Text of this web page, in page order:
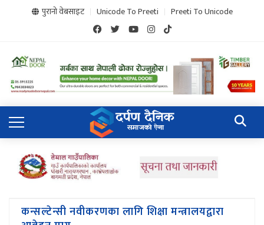
पुरानो वेबसाइट Unicode To Preeti Preeti To Unicode
कन्सल्टेन्सी नवीकरणका लागि शिक्षा मन्त्रालयद्वारा